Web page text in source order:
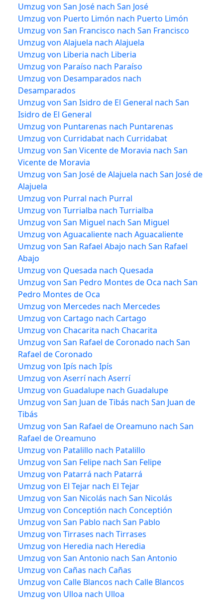
Umzug von San José nach San José
Umzug von Puerto Limón nach Puerto Limón
Umzug von San Francisco nach San Francisco
Umzug von Alajuela nach Alajuela
Umzug von Liberia nach Liberia
Umzug von Paraíso nach Paraíso
Umzug von Desamparados nach
Desamparados
Umzug von San Isidro de El General nach San
Isidro de El General
Umzug von Puntarenas nach Puntarenas
Umzug von Curridabat nach Curridabat
Umzug von San Vicente de Moravia nach San
Vicente de Moravia
Umzug von San José de Alajuela nach San José de
Alajuela
Umzug von Purral nach Purral
Umzug von Turrialba nach Turrialba
Umzug von San Miguel nach San Miguel
Umzug von Aguacaliente nach Aguacaliente
Umzug von San Rafael Abajo nach San Rafael
Abajo
Umzug von Quesada nach Quesada
Umzug von San Pedro Montes de Oca nach San
Pedro Montes de Oca
Umzug von Mercedes nach Mercedes
Umzug von Cartago nach Cartago
Umzug von Chacarita nach Chacarita
Umzug von San Rafael de Coronado nach San
Rafael de Coronado
Umzug von Ipís nach Ipís
Umzug von Aserrí nach Aserrí
Umzug von Guadalupe nach Guadalupe
Umzug von San Juan de Tibás nach San Juan de
Tibás
Umzug von San Rafael de Oreamuno nach San
Rafael de Oreamuno
Umzug von Patalillo nach Patalillo
Umzug von San Felipe nach San Felipe
Umzug von Patarrá nach Patarrá
Umzug von El Tejar nach El Tejar
Umzug von San Nicolás nach San Nicolás
Umzug von Conceptión nach Conceptión
Umzug von San Pablo nach San Pablo
Umzug von Tirrases nach Tirrases
Umzug von Heredia nach Heredia
Umzug von San Antonio nach San Antonio
Umzug von Cañas nach Cañas
Umzug von Calle Blancos nach Calle Blancos
Umzug von Ulloa nach Ulloa